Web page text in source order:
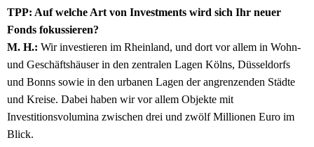
TPP: Auf welche Art von Investments wird sich Ihr neuer
Fonds fokussieren?
M. H.: Wir investieren im Rheinland, und dort vor allem in Wohn-
und Geschäftshäuser in den zentralen Lagen Kölns, Düsseldorfs
und Bonns sowie in den urbanen Lagen der angrenzenden Städte
und Kreise. Dabei haben wir vor allem Objekte mit
Investitionsvolumina zwischen drei und zwölf Millionen Euro im
Blick.